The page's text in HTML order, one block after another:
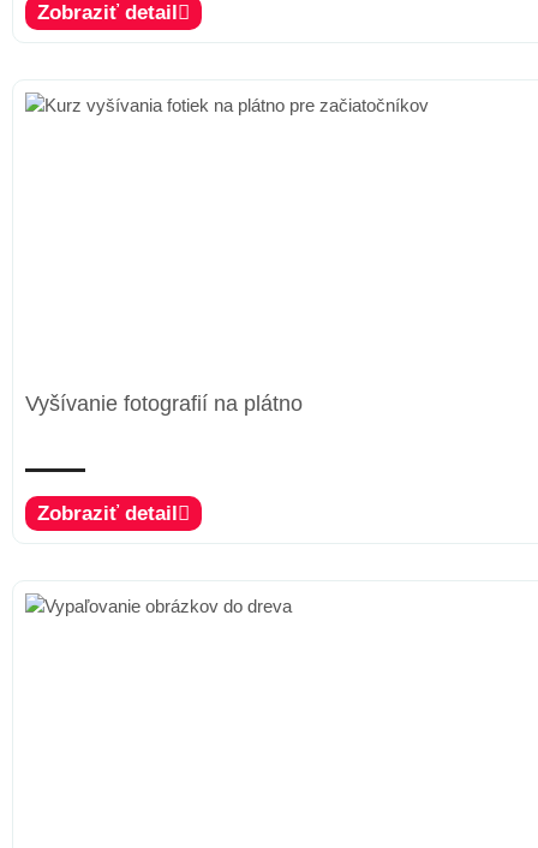
Zobraziť detail
Vyšívanie fotografií na plátno
Zobraziť detail